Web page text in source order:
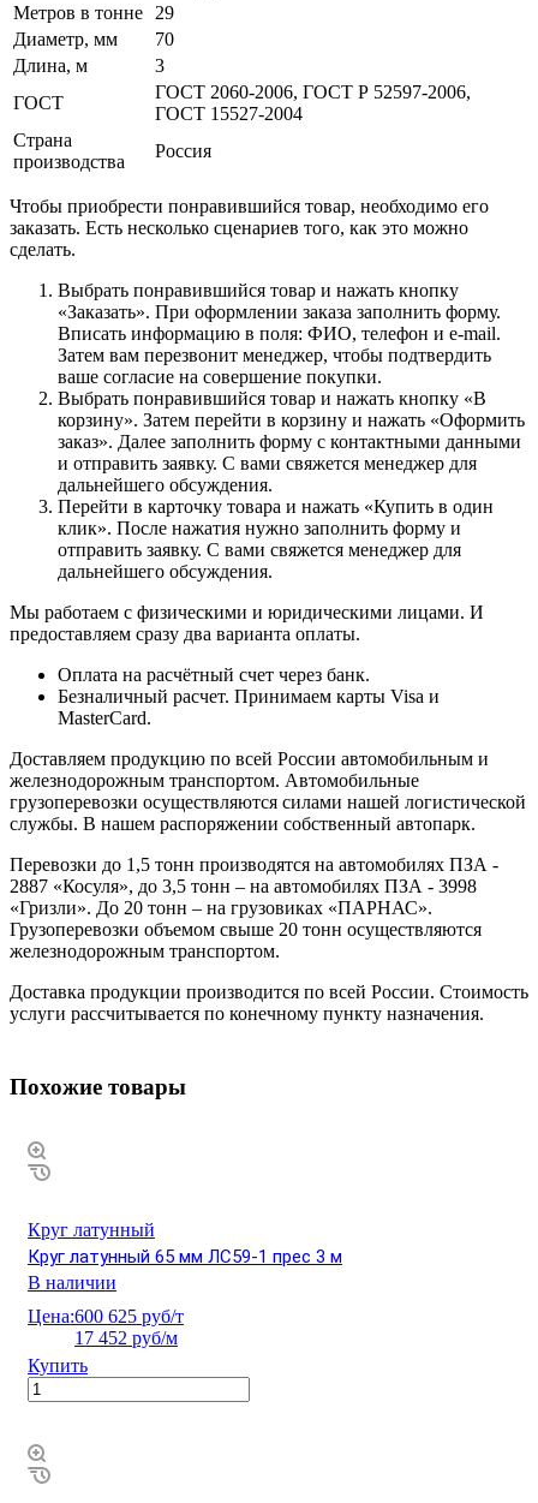
Метров в тонне
29
Диаметр, мм
70
Длина, м
3
ГОСТ
ГОСТ 2060-2006, ГОСТ Р 52597-2006,
ГОСТ 15527-2004
Страна
производства
Россия
Чтобы приобрести понравившийся товар, необходимо его
заказать. Есть несколько сценариев того, как это можно
сделать.
Выбрать понравившийся товар и нажать кнопку
«Заказать». При оформлении заказа заполнить форму.
Вписать информацию в поля: ФИО, телефон и e-mail.
Затем вам перезвонит менеджер, чтобы подтвердить
ваше согласие на совершение покупки.
Выбрать понравившийся товар и нажать кнопку «В
корзину». Затем перейти в корзину и нажать «Оформить
заказ». Далее заполнить форму с контактными данными
и отправить заявку. С вами свяжется менеджер для
дальнейшего обсуждения.
Перейти в карточку товара и нажать «Купить в один
клик». После нажатия нужно заполнить форму и
отправить заявку. С вами свяжется менеджер для
дальнейшего обсуждения.
Мы работаем с физическими и юридическими лицами. И
предоставляем сразу два варианта оплаты.
Оплата на расчётный счет через банк.
Безналичный расчет. Принимаем карты Visa и
MasterCard.
Доставляем продукцию по всей России автомобильным и
железнодорожным транспортом. Автомобильные
грузоперевозки осуществляются силами нашей логистической
службы. В нашем распоряжении собственный автопарк.
Перевозки до 1,5 тонн производятся на автомобилях ПЗА -
2887 «Косуля», до 3,5 тонн – на автомобилях ПЗА - 3998
«Гризли». До 20 тонн – на грузовиках «ПАРНАС».
Грузоперевозки объемом свыше 20 тонн осуществляются
железнодорожным транспортом.
Доставка продукции производится по всей России. Стоимость
услуги рассчитывается по конечному пункту назначения.
Похожие товары
Круг латунный
Круг латунный 65 мм ЛС59-1 прес 3 м
В наличии
Цена:600 625 руб/т
17 452 руб/м
Купить